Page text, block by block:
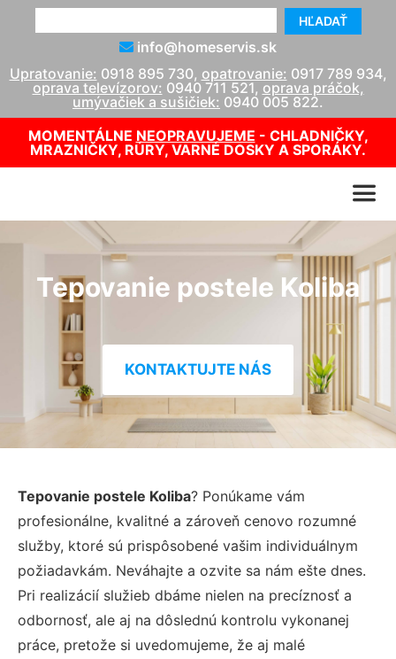
HĽADAŤ
info@homeservis.sk
Upratovanie: 0918 895 730, opatrovanie: 0917 789 934,
oprava televízorov: 0940 711 521, oprava práčok,
umývačiek a sušičiek: 0940 005 822.
MOMENTÁLNE NEOPRAVUJEME - CHLADNIČKY,
MRAZNIČKY, RÚRY, VARNÉ DOSKY A SPORÁKY.
Tepovanie postele Koliba
KONTAKTUJTE NÁS
Tepovanie postele Koliba? Ponúkame vám
profesionálne, kvalitné a zároveň cenovo rozumné
služby, ktoré sú prispôsobené vašim individuálnym
požiadavkám. Neváhajte a ozvite sa nám ešte dnes.
Pri realizácií služieb dbáme nielen na precíznosť a
odbornosť, ale aj na dôslednú kontrolu vykonanej
práce, pretože si uvedomujeme, že aj malé